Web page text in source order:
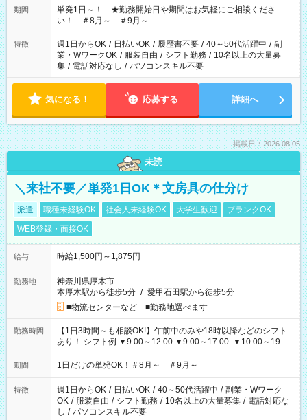
期間
単発1日～！ ★勤務開始日や期間はお気軽にご相談くださ
い！ ＃8月～ ＃9月～
特徴 週1日からOK / 日払いOK / 履歴書不要 / 40～50代活躍中 / 副
業・WワークOK / 服装自由 / シフト勤務 / 10名以上の大量募
集 / 電話対応なし / パソコンスキル不要
気になる！ 応募する 詳細へ
掲載日：2026.08.05
未読
＼来社不要／単発1日OK＊文房具の仕分け
派遣 職種未経験OK 社会人未経験OK 大学生歓迎
ブランクOK
WEB登録・面接OK
給与 時給1,500円～1,875円
勤務地
神奈川県厚木市
本厚木駅から徒歩5分 / 愛甲石田駅から徒歩5分
■物流センターなど ■勤務地選べます
勤務時間
【1日3時間～も相談OK!】午前中のみや18時以降などのシフト
あり！ シフト例 ▼9:00～12:00 ▼9:00～17:00 ▼10:00～19:00
▼18:00～21:00
期間 1日だけの単発OK！＃8月～ ＃9月～
特徴 週1日からOK / 日払いOK / 40～50代活躍中 / 副業・Wワーク
OK / 服装自由 / シフト勤務 / 10名以上の大量募集 / 電話対応な
し / パソコンスキル不要